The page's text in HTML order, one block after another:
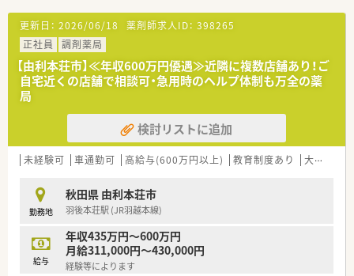
更新日： 2026/06/18 薬剤師求人ID： 398265
正社員
調剤薬局
【由利本荘市】≪年収600万円優遇≫近隣に複数店舗あり！ご
自宅近くの店舗で相談可・急用時のヘルプ体制も万全の薬
局
検討リストに追加
未経験可 車通勤可 高給与(600万円以上) 教育制度あり 大手チェーン以外
勤務地
秋田県 由利本荘市
羽後本荘駅 (JR羽越本線)
給与
年収435万円～600万円
月給311,000円～430,000円
経験等によります